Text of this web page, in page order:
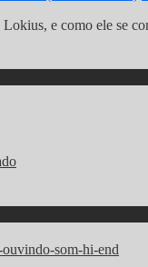
Lokius, e como ele se